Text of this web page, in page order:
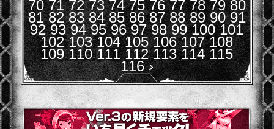
70 71 72 73 74 75 76 77 78 79 80
81 82 83 84 85 86 87 88 89 90 91
92 93 94 95 96 97 98 99 100 101
102 103 104 105 106 107 108
109 110 111 112 113 114 115
116 ›